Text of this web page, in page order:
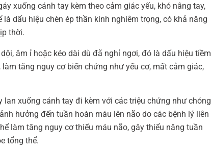
xuống cánh tay kèm theo cảm giác yếu, khó nâng tay,
dấu hiệu chèn ép thần kinh nghiêm trọng, có khả năng
thời.
âm ỉ hoặc kéo dài dù đã nghỉ ngơi, đó là dấu hiệu tiềm
tăng nguy cơ biến chứng như yếu cơ, mất cảm giác,
lan xuống cánh tay đi kèm với các triệu chứng như chóng
hưởng đến tuần hoàn máu lên não do các bệnh lý liên
làm tăng nguy cơ thiếu máu não, gây thiểu năng tuần
tổng thể.